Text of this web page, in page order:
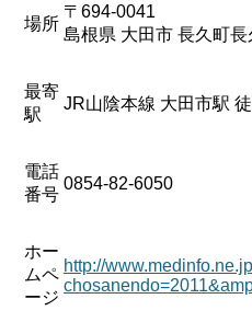
場所
〒694-0041
島根県 大田市 長久町
最寄
駅
JR山陰本線 大田市駅
電話
番号
0854-82-6050
ホー
ムペ
ージ
http://